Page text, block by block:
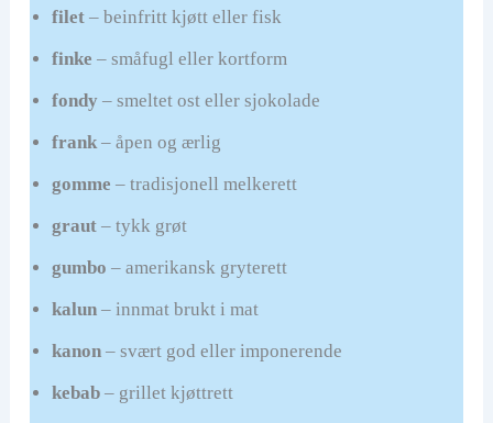
filet– beinfritt kjøtt eller fisk
finke – småfugl eller kortform
fondy – smeltet ost eller sjokolade
frank– åpen og ærlig
gomme – tradisjonell melkerett
graut– tykk grøt
gumbo – amerikansk gryterett
kalun– innmat brukt i mat
kanon– svært god eller imponerende
kebab– grillet kjøttrett